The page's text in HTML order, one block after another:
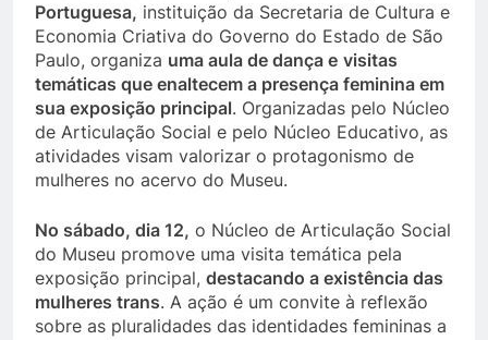
Portuguesa, instituição da Secretaria de Cultura e
Economia Criativa do Governo do Estado de São
Paulo, organiza uma aula de dança e visitas
temáticas que enaltecem a presença feminina em
sua exposição principal. Organizadas pelo Núcleo
de Articulação Social e pelo Núcleo Educativo, as
atividades visam valorizar o protagonismo de
mulheres no acervo do Museu.
No sábado, dia 12, o Núcleo de Articulação Social
do Museu promove uma visita temática pela
exposição principal, destacando a existência das
mulheres trans. A ação é um convite à reflexão
sobre as pluralidades das identidades femininas a